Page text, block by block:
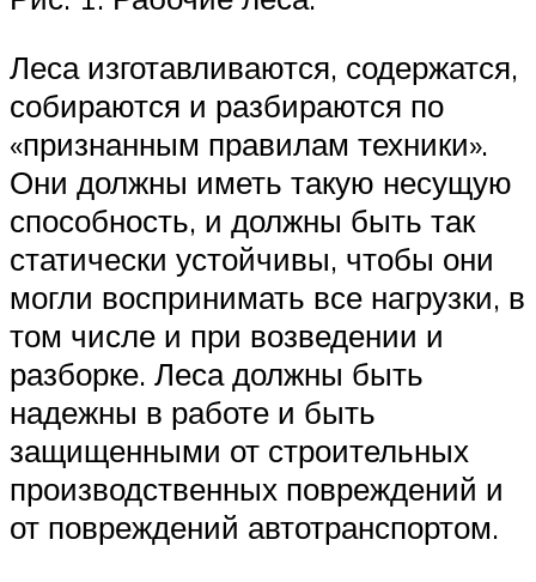
Леса изготавливаются, содержатся,
собираются и разбираются по
«признанным правилам техники».
Они должны иметь такую несущую
способность, и должны быть так
статически устойчивы, чтобы они
могли воспринимать все нагрузки, в
том числе и при возведении и
разборке. Леса должны быть
надежны в работе и быть
защищенными от строительных
производственных повреждений и
от повреждений автотранспортом.